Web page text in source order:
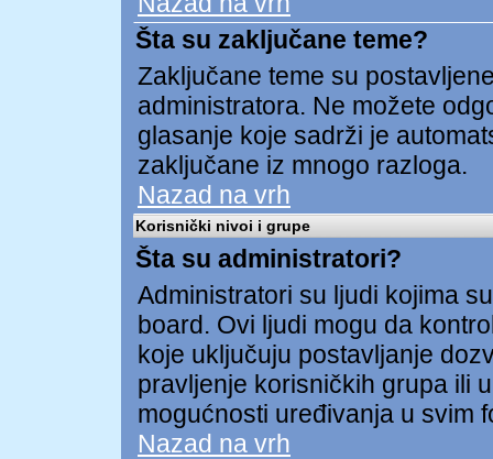
Šta su zaključane teme?
Zaključane teme su
administratora. Ne možete
glasanje koje sadrži je
zaključane iz mnogo razloga.
Nazad na vrh
Korisnički nivoi i grupe
Šta su administratori?
Administratori su ljudi kojima
board. Ovi ljudi mogu da
koje uključuju postavljanje
pravljenje korisničkih grupa ili
mogućnosti uređivanja u svim
Nazad na vrh